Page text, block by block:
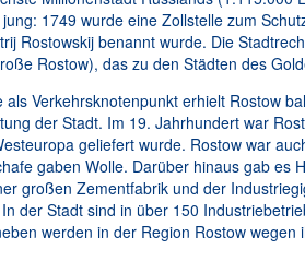
1749 wurde eine Zollstelle zum
Rostowskij benannt wurde. Die
Rostow), das zu den Städten des
Verkehrsknotenpunkt erhielt Rostow
der Stadt. Im 19. Jahrhundert war
geliefert wurde. Rostow war
gaben Wolle. Darüber hinaus gab es
großen Zementfabrik und der
der Stadt sind in über 150
werden in der Region Rostow